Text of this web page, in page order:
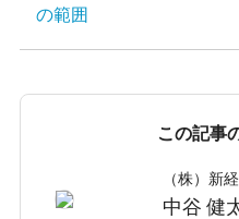
の範囲
この記事
（株）新
中谷 健